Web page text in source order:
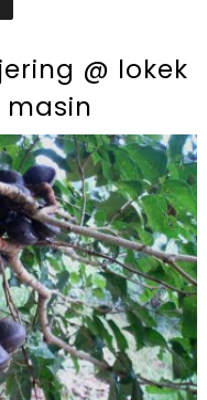
@ lokek
masin